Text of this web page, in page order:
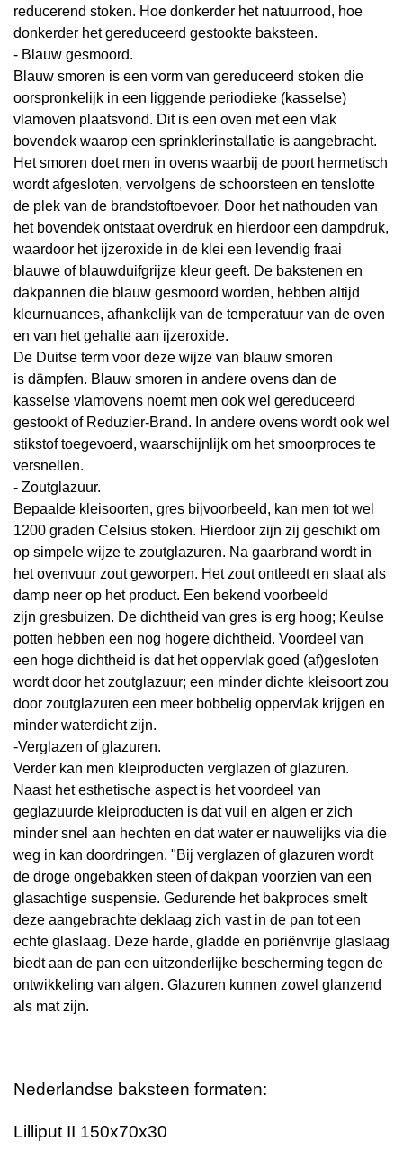
reducerend stoken. Hoe donkerder het natuurrood, hoe
donkerder het gereduceerd gestookte baksteen.
- Blauw gesmoord.
Blauw smoren is een vorm van gereduceerd stoken die
oorspronkelijk in een liggende periodieke (kasselse)
vlamoven plaatsvond. Dit is een oven met een vlak
bovendek waarop een sprinklerinstallatie is aangebracht.
Het smoren doet men in ovens waarbij de poort hermetisch
wordt afgesloten, vervolgens de schoorsteen en tenslotte
de plek van de brandstoftoevoer. Door het nathouden van
het bovendek ontstaat overdruk en hierdoor een dampdruk,
waardoor het ijzeroxide in de klei een levendig fraai
blauwe of blauwduifgrijze kleur geeft. De bakstenen en
dakpannen die blauw gesmoord worden, hebben altijd
kleurnuances, afhankelijk van de temperatuur van de oven
en van het gehalte aan ijzeroxide.
De Duitse term voor deze wijze van blauw smoren
is dämpfen. Blauw smoren in andere ovens dan de
kasselse vlamovens noemt men ook wel gereduceerd
gestookt of Reduzier-Brand. In andere ovens wordt ook wel
stikstof toegevoerd, waarschijnlijk om het smoorproces te
versnellen.
- Zoutglazuur.
Bepaalde kleisoorten, gres bijvoorbeeld, kan men tot wel
1200 graden Celsius stoken. Hierdoor zijn zij geschikt om
op simpele wijze te zoutglazuren. Na gaarbrand wordt in
het ovenvuur zout geworpen. Het zout ontleedt en slaat als
damp neer op het product. Een bekend voorbeeld
zijn gresbuizen. De dichtheid van gres is erg hoog; Keulse
potten hebben een nog hogere dichtheid. Voordeel van
een hoge dichtheid is dat het oppervlak goed (af)gesloten
wordt door het zoutglazuur; een minder dichte kleisoort zou
door zoutglazuren een meer bobbelig oppervlak krijgen en
minder waterdicht zijn.
-Verglazen of glazuren.
Verder kan men kleiproducten verglazen of glazuren.
Naast het esthetische aspect is het voordeel van
geglazuurde kleiproducten is dat vuil en algen er zich
minder snel aan hechten en dat water er nauwelijks via die
weg in kan doordringen. "Bij verglazen of glazuren wordt
de droge ongebakken steen of dakpan voorzien van een
glasachtige suspensie. Gedurende het bakproces smelt
deze aangebrachte deklaag zich vast in de pan tot een
echte glaslaag. Deze harde, gladde en poriënvrije glaslaag
biedt aan de pan een uitzonderlijke bescherming tegen de
ontwikkeling van algen. Glazuren kunnen zowel glanzend
als mat zijn.
Nederlandse baksteen formaten:
Lilliput II 150x70x30